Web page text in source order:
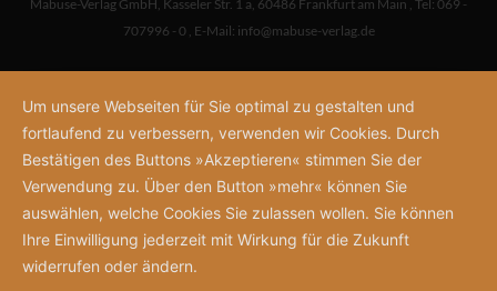
Mabuse-Verlag GmbH, Kasseler Str. 1 a, 60486 Frankfurt am Main , Tel: 069 -
707996 - 0 , E-Mail: info@mabuse-verlag.de
Um unsere Webseiten für Sie optimal zu gestalten und
fortlaufend zu verbessern, verwenden wir Cookies. Durch
Bestätigen des Buttons »Akzeptieren« stimmen Sie der
Verwendung zu. Über den Button »mehr« können Sie
auswählen, welche Cookies Sie zulassen wollen. Sie können
Ihre Einwilligung jederzeit mit Wirkung für die Zukunft
widerrufen oder ändern.